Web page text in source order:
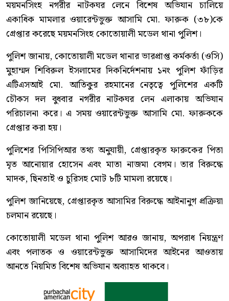
ময়মনসিংহ নগরীর নাটকঘর লেনে বিশেষ অভিযান চালিয়ে
একাধিক মামলার ওয়ারেন্টভুক্ত আসামি মো. ফারুক (৩৮)কে
গ্রেপ্তার করেছে ময়মনসিংহ কোতোয়ালী মডেল থানা পুলিশ।
পুলিশ জানায়, কোতোয়ালী মডেল থানার ভারপ্রাপ্ত কর্মকর্তা (ওসি)
মুহাম্মদ শিবিরুল ইসলামের দিকনির্দেশনায় ১নং পুলিশ ফাঁড়ির
এটিএসআই মো. আতিকুর রহমানের নেতৃত্বে পুলিশের একটি
চৌকস দল বুধবার নগরীর নাটকঘর লেন এলাকায় অভিযান
পরিচালনা করে। এ সময় ওয়ারেন্টভুক্ত আসামি মো. ফারুককে
গ্রেপ্তার করা হয়।
পুলিশের পিসিপিআর তথ্য অনুযায়ী, গ্রেপ্তারকৃত ফারুকের পিতা
মৃত আনোয়ার হোসেন এবং মাতা নাজমা বেগম। তার বিরুদ্ধে
মাদক, ছিনতাই ও চুরিসহ মোট ৮টি মামলা রয়েছে।
পুলিশ জানিয়েছে, গ্রেপ্তারকৃত আসামির বিরুদ্ধে আইনানুগ প্রক্রিয়া
চলমান রয়েছে।
কোতোয়ালী মডেল থানা পুলিশ আরও জানায়, অপরাধ নিয়ন্ত্রণ
এবং পলাতক ও ওয়ারেন্টভুক্ত আসামিদের আইনের আওতায়
আনতে নিয়মিত বিশেষ অভিযান অব্যাহত থাকবে।